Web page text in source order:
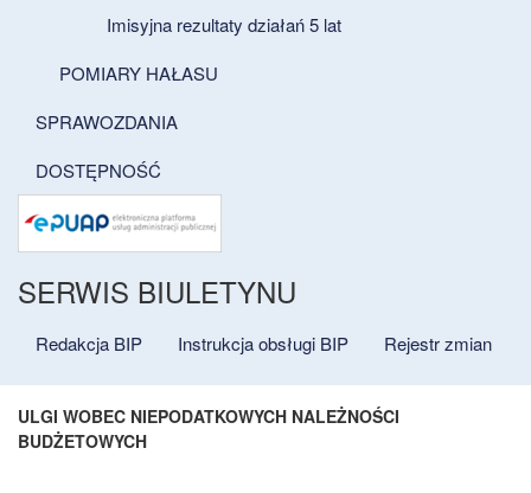
Imisyjna rezultaty działań 5 lat
POMIARY HAŁASU
SPRAWOZDANIA
DOSTĘPNOŚĆ
SERWIS BIULETYNU
Redakcja BIP Instrukcja obsługi BIP Rejestr zmian
ULGI WOBEC NIEPODATKOWYCH NALEŻNOŚCI
BUDŻETOWYCH